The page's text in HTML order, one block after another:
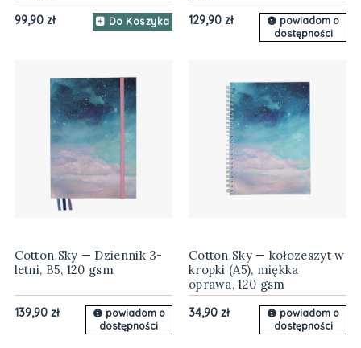
99,90 zł Do Koszyka 129,90 zł
powiadom o
dostępności
Cotton Sky — Dziennik 3-
letni, B5, 120 gsm
139,90 zł
powiadom o
dostępności
Cotton Sky — kołozeszyt w
kropki (A5), miękka
oprawa, 120 gsm
34,90 zł
powiadom o
dostępności